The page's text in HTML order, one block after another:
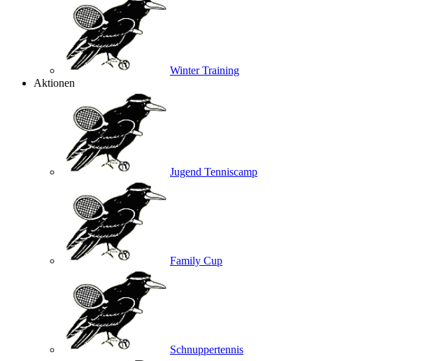
Winter Training
Aktionen
Jugend Tenniscamp
Family Cup
Schnuppertennis